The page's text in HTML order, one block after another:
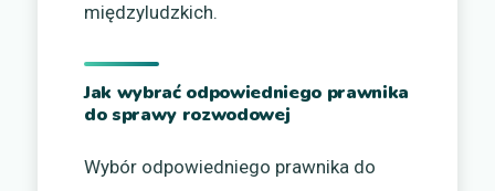
międzyludzkich.
Jak wybrać odpowiedniego prawnika
do sprawy rozwodowej
Wybór odpowiedniego prawnika do